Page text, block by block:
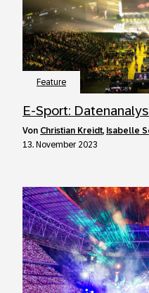
Feature
E-Sport:
von Christian Kreidt, Isabelle
13. November 2023